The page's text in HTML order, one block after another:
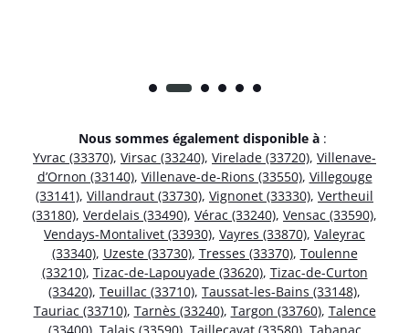
Nous sommes également disponible à :
Yvrac (33370), Virsac (33240), Virelade (33720), Villenave-
d’Ornon (33140), Villenave-de-Rions (33550), Villegouge
(33141), Villandraut (33730), Vignonet (33330), Vertheuil
(33180), Verdelais (33490), Vérac (33240), Vensac (33590),
Vendays-Montalivet (33930), Vayres (33870), Valeyrac
(33340), Uzeste (33730), Tresses (33370), Toulenne
(33210), Tizac-de-Lapouyade (33620), Tizac-de-Curton
(33420), Teuillac (33710), Taussat-les-Bains (33148),
Tauriac (33710), Tarnès (33240), Targon (33760), Talence